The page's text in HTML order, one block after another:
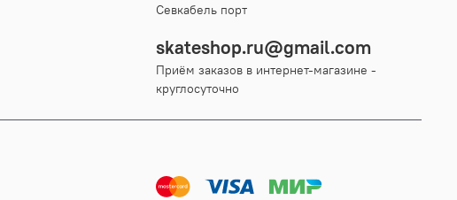
Севкабель порт
skateshop.ru@gmail.com
Приём заказов в интернет-магазине -
круглосуточно